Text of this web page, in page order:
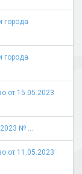
города
города
от 15.05.2023
№ ...
от 11.05.2023